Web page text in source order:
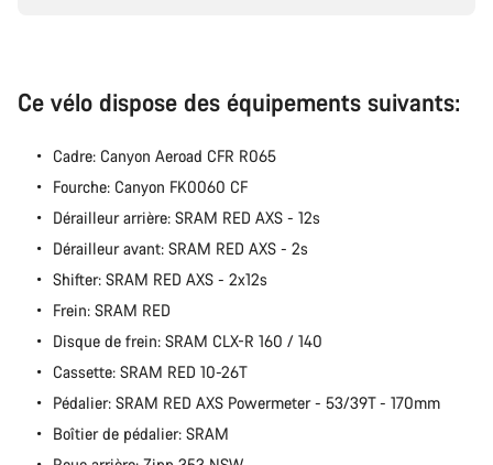
Ce vélo dispose des équipements suivants:
Cadre: Canyon Aeroad CFR R065
Fourche: Canyon FK0060 CF
Dérailleur arrière: SRAM RED AXS - 12s
Dérailleur avant: SRAM RED AXS - 2s
Shifter: SRAM RED AXS - 2x12s
Frein: SRAM RED
Disque de frein: SRAM CLX-R 160 / 140
Cassette: SRAM RED 10-26T
Pédalier: SRAM RED AXS Powermeter - 53/39T - 170mm
Boîtier de pédalier: SRAM